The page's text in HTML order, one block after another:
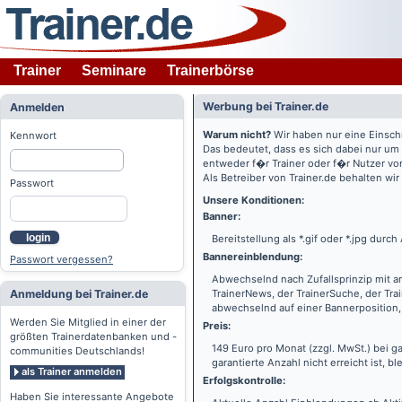
Trainer Seminare Trainerbörse
Anmelden
Kennwort
Passwort
login
Passwort vergessen?
Anmeldung bei Trainer.de
Werden Sie Mitglied in einer der
größten Trainerdatenbanken und -
communities Deutschlands!
als Trainer anmelden
Haben Sie interessante Angebote
Werbung bei Trainer.de
Warum nicht? Wir haben nur eine
Das bedeutet, dass es sich dabei nur
entweder f�r Trainer oder f�r Nutzer
Als Betreiber von Trainer.de behalten
Unsere Konditionen:
Banner:
Bereitstellung als *.gif oder *.jpg durch
Bannereinblendung:
Abwechselnd nach Zufallsprinzip mit
TrainerNews, der TrainerSuche, der
abwechselnd auf einer
Preis:
149 Euro pro Monat (zzgl. MwSt.) bei
garantierte Anzahl nicht erreicht ist,
Erfolgskontrolle: